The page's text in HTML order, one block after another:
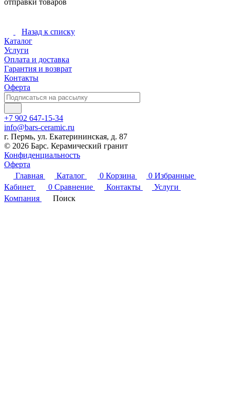
Назад к списку
Каталог
Услуги
Оплата и доставка
Гарантия и возврат
Контакты
Оферта
+7 902 647-15-34
info@bars-ceramic.ru
г. Пермь, ул. Екатерининская, д. 87
© 2026 Барс. Керамический гранит
Конфиденциальность
Оферта
Главная
Каталог 0 Корзина 0 Избранные
Кабинет
0 Сравнение Контакты
Услуги
Компания
Поиск